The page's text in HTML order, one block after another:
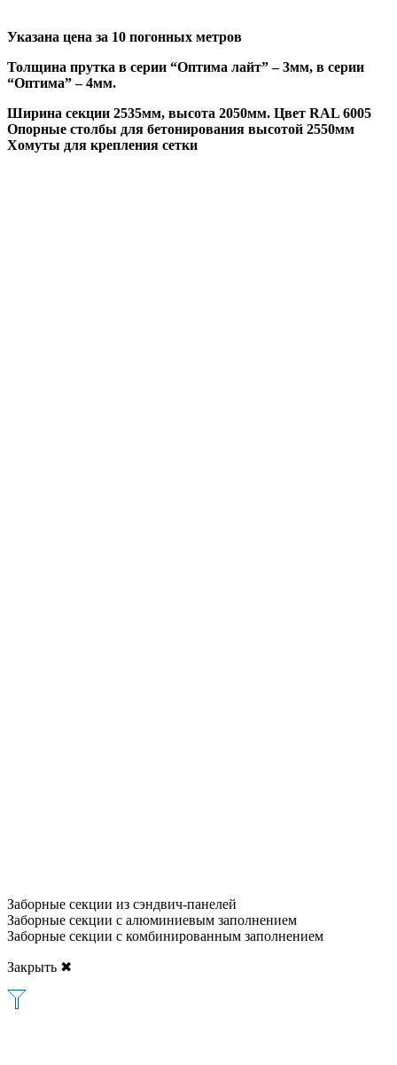
Указана цена за 10 погонных метров
Толщина прутка в серии “Оптима лайт” – 3мм, в серии
“Оптима” – 4мм.
Ширина секции 2535мм, высота 2050мм. Цвет RAL 6005
Опорные столбы для бетонирования высотой 2550мм
Хомуты для крепления сетки
Заборные секции из сэндвич-панелей
Заборные секции с алюминиевым заполнением
Заборные секции с комбинированным заполнением
Закрыть ✖